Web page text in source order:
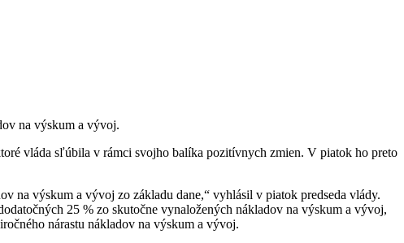
na výskum a vývoj.
vláda sľúbila v rámci svojho balíka pozitívnych zmien. V piatok ho preto
na výskum a vývoj zo základu dane,“ vyhlásil v piatok predseda vlády.
25 % zo skutočne vynaložených nákladov na výskum a vývoj,
nárastu nákladov na výskum a vývoj.